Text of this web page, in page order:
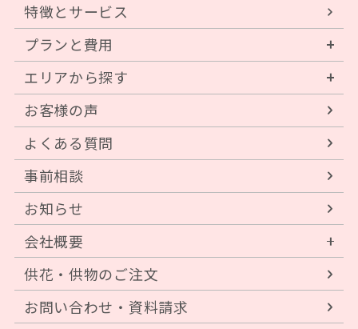
特徴とサービス
プランと費用
エリアから探す
お客様の声
よくある質問
事前相談
お知らせ
会社概要
供花・供物のご注文
お問い合わせ・資料請求